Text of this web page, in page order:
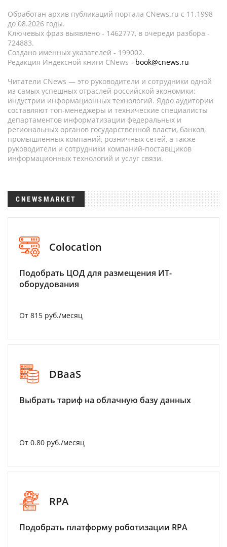
Обработан архив публикаций портала CNews.ru c 11.1998
до 08.2026 годы.
Ключевых фраз выявлено - 1462777, в очереди разбора -
724883.
Создано именных указателей - 199002.
Редакция Индексной книги CNews - book@cnews.ru
Читатели CNews — это руководители и сотрудники одной
из самых успешных отраслей российской экономики:
индустрии информационных технологий. Ядро аудитории
составляют топ-менеджеры и технические специалисты
департаментов информатизации федеральных и
региональных органов государственной власти, банков,
промышленных компаний, розничных сетей, а также
руководители и сотрудники компаний-поставщиков
информационных технологий и услуг связи.
CNEWSMARKET
Colocation
Подобрать ЦОД для размещения ИТ-
оборудования
От 815 руб./месяц
DBaaS
Выбрать тариф на облачную базу данных
От 0.80 руб./месяц
RPA
Подобрать платформу роботизации RPA